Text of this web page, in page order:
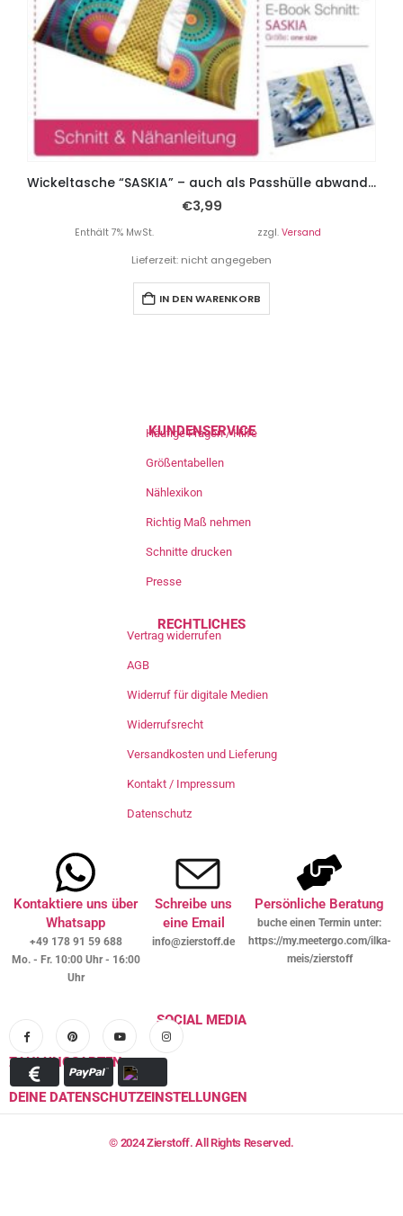
Wickeltasche “SASKIA” – auch als Passhülle abwandelbar
€3,99
Enthält 7% MwSt. zzgl. Versand
Lieferzeit: nicht angegeben
IN DEN WARENKORB
KUNDENSERVICE
Häufige Fragen / Hilfe
Größentabellen
Nählexikon
Richtig Maß nehmen
Schnitte drucken
Presse
RECHTLICHES
Vertrag widerrufen
AGB
Widerruf für digitale Medien
Widerrufsrecht
Versandkosten und Lieferung
Kontakt / Impressum
Datenschutz
Kontaktiere uns über
Whatsapp
+49 178 91 59 688
Mo. - Fr. 10:00 Uhr - 16:00
Uhr
Schreibe uns
eine Email
info@zierstoff.de
Persönliche Beratung
buche einen Termin unter:
https://my.meetergo.com/ilka-
meis/zierstoff
SOCIAL MEDIA
ZAHLUNGSARTEN
DEINE DATENSCHUTZEINSTELLUNGEN
© 2024 Zierstoff. All Rights Reserved.